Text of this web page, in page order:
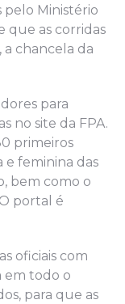
pelo Ministério
que as corridas
chancela da
para
no site da FPA.
primeiros
e feminina das
bem como o
portal é
oficiais com
em todo o
para que as